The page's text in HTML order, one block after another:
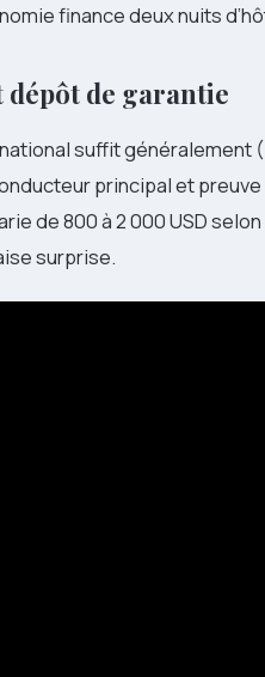
finance deux nuits
dépôt de garantie
national suffit généralement
principal et
de 800 à 2 000 USD
surprise.